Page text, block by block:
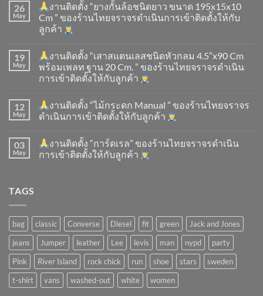
26
May
งานติดตั้ง “ยางกั้นล้อชนิดยาว ขนาด 195x15x10
Cm ” ของร้านไทยจราจรดำเนินการเข้าติดตั้ง​ให้กับ
ลูกค้า
19
May
งานติดตั้ง “เสาสแตนเลสชนิดหัวกลม 4.5”x90 Cm
พร้อมเพลท ฐาน 20 Cm. ” ของร้านไทยจราจรดำเนิน
การเข้าติดตั้ง​ให้กับลูกค้า
12
May
งานติดตั้ง “ไม้กระดก Manual ” ของร้านไทยจราจร
ดำเนินการเข้าติดตั้ง​ให้กับลูกค้า
03
May
งานติดตั้ง “การ์ดเรล” ของร้านไทยจราจรดำเนิน
การเข้าติดตั้ง​ให้กับลูกค้า
TAGS
bag classic Converse Diesel fit green
Jack and Jones
jeans
Jumper leather Lee levis man nypd
party
Pink
River Island rock chick run shoe stars
sweden
t-shirt
vans washed-out white women